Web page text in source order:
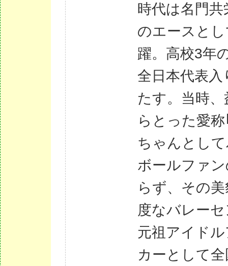
時代は名門共
のエースと
躍。高校3年
全日本代表入
たす。当時、
らとった愛
ちゃんとし
ボールファ
らず、その
度なバレー
元祖アイド
カーとして